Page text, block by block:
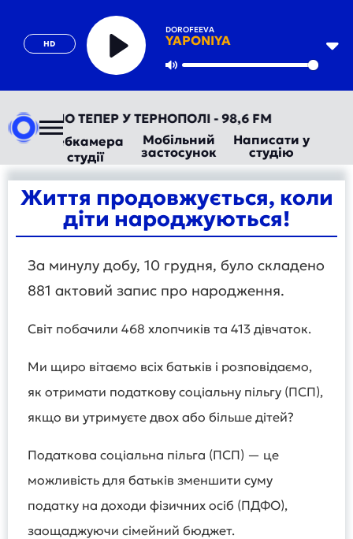
HD
DOROFEEVA
YAPONIYA
Play
ТЕПЕР У ТЕРНОПОЛІ - 98,6 FM
Вебкамера
студії
Мобільний
застосунок
Написати у
студію
Життя продовжується, коли
діти народжуються!
За минулу добу, 10 грудня, було складено
881 актовий запис про народження.
Світ побачили 468 хлопчиків та 413 дівчаток.
Ми щиро вітаємо всіх батьків і розповідаємо,
як отримати податкову соціальну пільгу (ПСП),
якщо ви утримуєте двох або більше дітей?
Податкова соціальна пільга (ПСП) — це
можливість для батьків зменшити суму
податку на доходи фізичних осіб (ПДФО),
заощаджуючи сімейний бюджет.